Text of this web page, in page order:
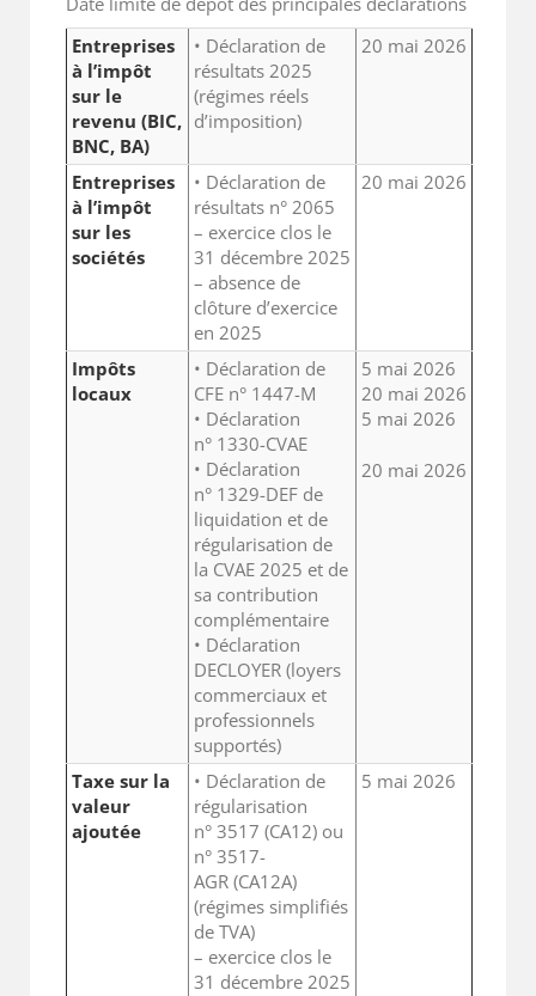
Entreprises
à l’impôt
sur le
revenu (BIC,
BNC, BA)
• Déclaration de
résultats 2025
(régimes réels
d’imposition)
20 mai 2026
Entreprises
à l’impôt
sur les
sociétés
• Déclaration de
résultats n° 2065
– exercice clos le
31 décembre 2025
– absence de
clôture d’exercice
en 2025
20 mai 2026
Impôts
locaux
• Déclaration de
CFE n° 1447-M
• Déclaration
n° 1330-CVAE
• Déclaration
n° 1329-DEF de
liquidation et de
régularisation de
la CVAE 2025 et de
sa contribution
complémentaire
• Déclaration
DECLOYER (loyers
commerciaux et
professionnels
supportés)
5 mai 2026
20 mai 2026
5 mai 2026
20 mai 2026
Taxe sur la
valeur
ajoutée
• Déclaration de
régularisation
n° 3517 (CA12) ou
n° 3517-
AGR (CA12A)
(régimes simplifiés
de TVA)
– exercice clos le
31 décembre 2025
5 mai 2026